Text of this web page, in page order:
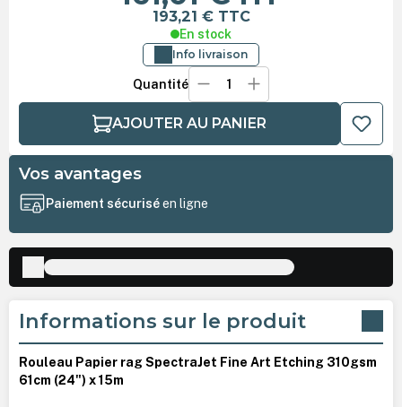
193,21 € TTC
En stock
Info livraison
Quantité
AJOUTER AU PANIER
Vos avantages
Paiement sécuriséen ligne
Informations sur le produit
Rouleau Papier rag SpectraJet Fine Art Etching 310gsm
61cm (24") x 15m